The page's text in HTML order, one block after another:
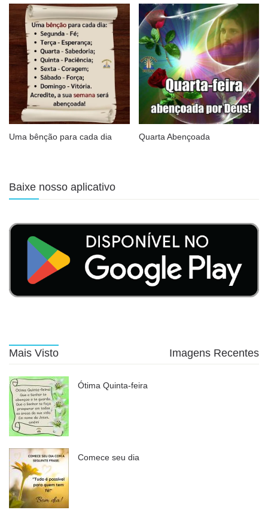
Uma bênção para cada dia Quarta Abençoada
Baixe nosso aplicativo
Mais Visto Imagens Recentes
Ótima Quinta-feira
Comece seu dia